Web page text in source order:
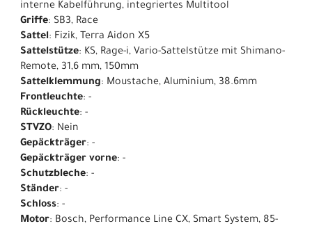
interne Kabelführung, integriertes Multitool
Griffe: SB3, Race
Sattel: Fizik, Terra Aidon X5
Sattelstütze: KS, Rage-i, Vario-Sattelstütze mit Shimano-
Remote, 31,6 mm, 150mm
Sattelklemmung: Moustache, Aluminium, 38.6mm
Frontleuchte: -
Rückleuchte: -
STVZO: Nein
Gepäckträger: -
Gepäckträger vorne: -
Schutzbleche: -
Ständer: -
Schloss: -
Motor: Bosch, Performance Line CX, Smart System, 85-